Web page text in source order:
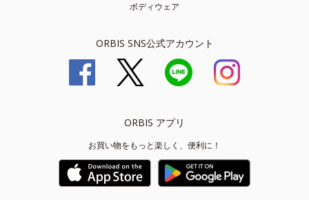
ボディウェア
ORBIS SNS公式アカウント
ORBIS アプリ
お買い物をもっと楽しく、便利に！